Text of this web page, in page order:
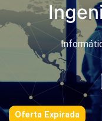
Oferta Expirada